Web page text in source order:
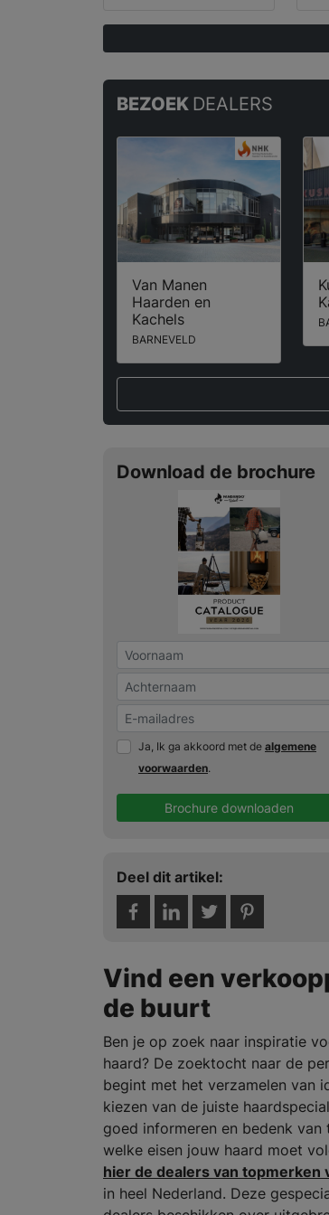
BEZOEK DEALERS
Van Manen
Haarden en
Kachels
BARNEVELD
Download de brochure
Ja, Ik ga akkoord met de algemene
voorwaarden.
Brochure downloaden
Deel dit artikel:
Vind een
de buurt
Ben je op zoek naar inspiratie
haard? De zoektocht naar de
begint met het verzamelen van
kiezen van de juiste
goed informeren en bedenk van
welke eisen jouw haard moet
hier de dealers van topmerken
in heel Nederland. Deze